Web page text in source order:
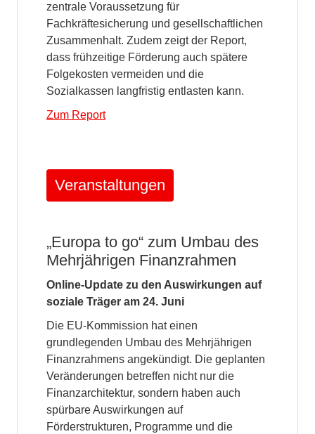
zentrale Voraussetzung für
Fachkräftesicherung und gesellschaftlichen
Zusammenhalt. Zudem zeigt der Report,
dass frühzeitige Förderung auch spätere
Folgekosten vermeiden und die
Sozialkassen langfristig entlasten kann.
Zum Report
Veranstaltungen
„Europa to go“ zum Umbau des
Mehrjährigen Finanzrahmen
Online-Update zu den Auswirkungen auf
soziale Träger am 24. Juni
Die EU-Kommission hat einen
grundlegenden Umbau des Mehrjährigen
Finanzrahmens angekündigt. Die geplanten
Veränderungen betreffen nicht nur die
Finanzarchitektur, sondern haben auch
spürbare Auswirkungen auf
Förderstrukturen, Programme und die